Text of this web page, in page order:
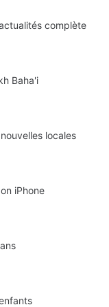
complète
Baha'i
locales
iPhone